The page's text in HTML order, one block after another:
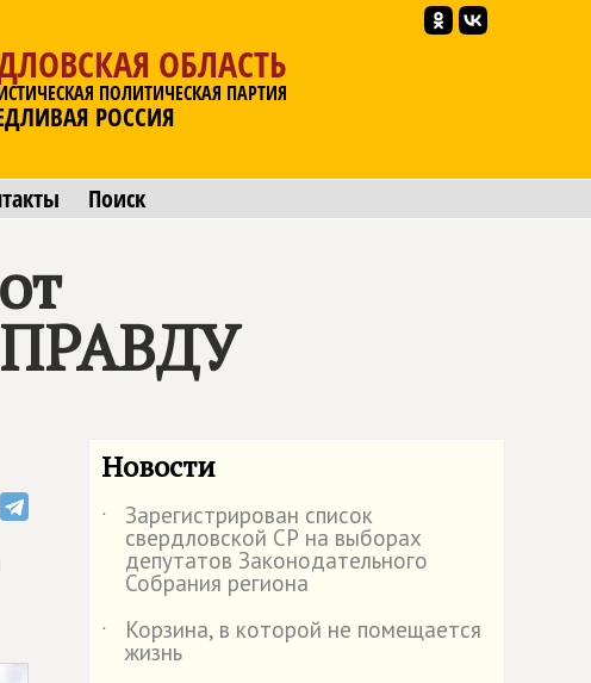
ОБЛАСТЬ
ПОЛИТИЧЕСКАЯ ПАРТИЯ
РОССИЯ
Поиск
Новости
˙ Зарегистрирован список
свердловской СР на выборах
депутатов Законодательного
Собрания региона
˙
Корзина, в которой не помещается
жизнь